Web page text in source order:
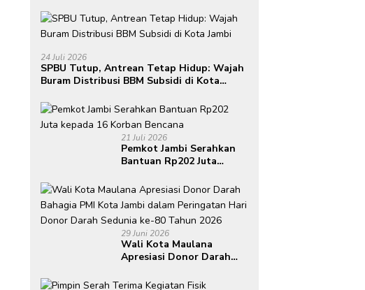
24 Juli 2026
SPBU Tutup, Antrean Tetap Hidup: Wajah
Buram Distribusi BBM Subsidi di Kota
21 Juli 2026
Pemkot Jambi Serahkan
Bantuan Rp202 Juta
Bencana
29 Juni 2026
Wali Kota Maulana
Apresiasi Donor Darah
dalam Peringatan Hari